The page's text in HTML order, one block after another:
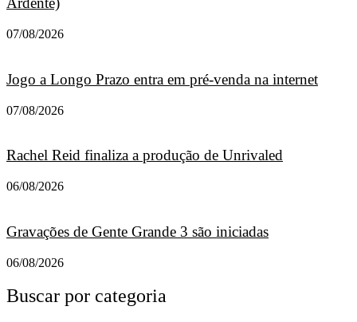
07/08/2026
Jogo a Longo Prazo entra em pré-venda na internet
07/08/2026
Rachel Reid finaliza a produção de Unrivaled
06/08/2026
Gravações de Gente Grande 3 são iniciadas
06/08/2026
Buscar por categoria